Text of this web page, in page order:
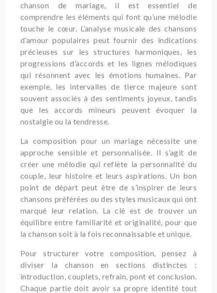
chanson de mariage, il est essentiel de
comprendre les éléments qui font qu’une mélodie
touche le cœur. L’analyse musicale des chansons
d’amour populaires peut fournir des indications
précieuses sur les structures harmoniques, les
progressions d’accords et les lignes mélodiques
qui résonnent avec les émotions humaines. Par
exemple, les intervalles de tierce majeure sont
souvent associés à des sentiments joyeux, tandis
que les accords mineurs peuvent évoquer la
nostalgie ou la tendresse.
La composition pour un mariage nécessite une
approche sensible et personnalisée. Il s’agit de
créer une mélodie qui reflète la personnalité du
couple, leur histoire et leurs aspirations. Un bon
point de départ peut être de s’inspirer de leurs
chansons préférées ou des styles musicaux qui ont
marqué leur relation. La clé est de trouver un
équilibre entre familiarité et originalité, pour que
la chanson soit à la fois reconnaissable et unique.
Pour structurer votre composition, pensez à
diviser la chanson en sections distinctes :
introduction, couplets, refrain, pont et conclusion.
Chaque partie doit avoir sa propre identité tout